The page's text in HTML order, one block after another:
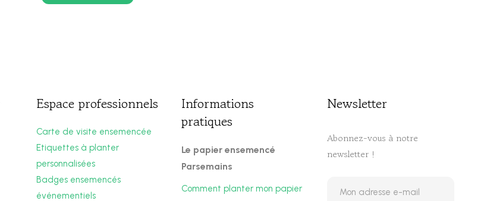
Espace professionnels
Carte de visite ensemencée
Etiquettes à planter
personnalisées
Badges ensemencés
événementiels
Informations
pratiques
Le papier ensemencé
Parsemains
Comment planter mon papier
Newsletter​
Abonnez-vous à notre
newsletter !